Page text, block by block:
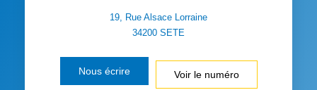
19, Rue Alsace Lorraine
34200 SETE
Nous écrire Voir le numéro